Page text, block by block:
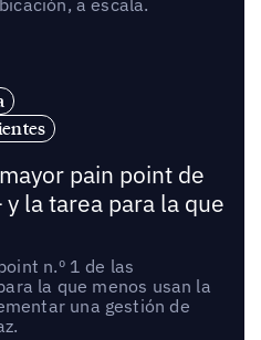
pain point de
la tarea para la que
n.º 1 de las
la que menos usan la
una gestión de